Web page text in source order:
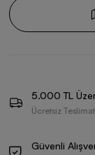
5.000 TL
Ücretsiz Teslimat
Güvenli